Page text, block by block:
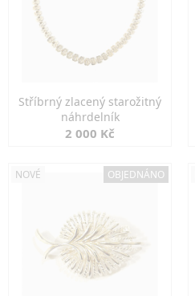
Stříbrný zlacený starožitný
náhrdelník
2 000 Kč
NOVÉ OBJEDNÁNO